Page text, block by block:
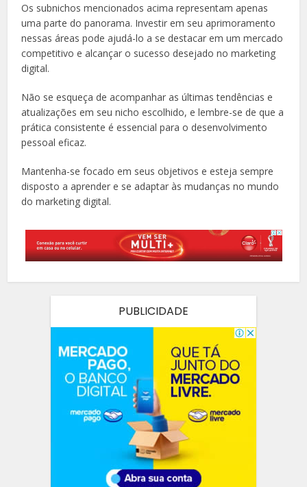
Os subnichos mencionados acima representam apenas
uma parte do panorama. Investir em seu aprimoramento
nessas áreas pode ajudá-lo a se destacar em um mercado
competitivo e alcançar o sucesso desejado no marketing
digital.
Não se esqueça de acompanhar as últimas tendências e
atualizações em seu nicho escolhido, e lembre-se de que a
prática consistente é essencial para o desenvolvimento
pessoal eficaz.
Mantenha-se focado em seus objetivos e esteja sempre
disposto a aprender e se adaptar às mudanças no mundo
do marketing digital.
PUBLICIDADE